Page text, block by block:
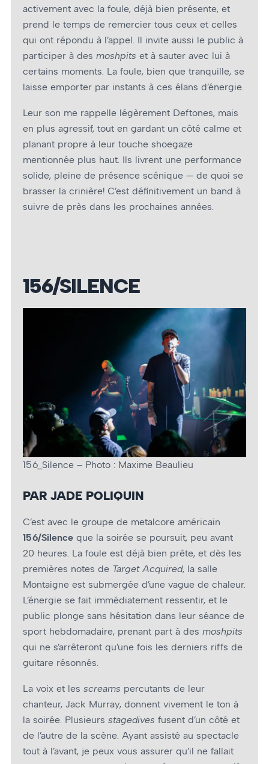
activement avec la foule, déjà bien présente, et
prend le temps de remercier tous ceux et celles
qui ont répondu à l’appel. Il invite aussi le public à
participer à des moshpits et à sauter avec lui à
certains moments. La foule, bien que tranquille, se
laisse emporter par instants à ces élans d’énergie.
Leur son me rappelle légèrement Deftones, mais
en plus agressif, tout en gardant un côté calme et
planant propre à leur touche shoegaze
mentionnée plus haut. Ils livrent une performance
solide, pleine de présence scénique — de quoi se
brasser la crinière! C’est définitivement un band à
suivre de près dans les prochaines années.
156/SILENCE
156_Silence – Photo : Maxime Beaulieu
PAR JADE POLIQUIN
C’est avec le groupe de metalcore américain
156/Silence que la soirée se poursuit, peu avant
20 heures. La foule est déjà bien prête, et dès les
premières notes de Target Acquired, la salle
Montaigne est submergée d’une vague de chaleur.
L’énergie se fait immédiatement ressentir, et le
public plonge sans hésitation dans leur séance de
sport hebdomadaire, prenant part à des moshpits
qui ne s’arrêteront qu’une fois les derniers riffs de
guitare résonnés.
La voix et les screams percutants de leur
chanteur, Jack Murray, donnent vivement le ton à
la soirée. Plusieurs stagedives fusent d’un côté et
de l’autre de la scène. Ayant assisté au spectacle
tout à l’avant, je peux vous assurer qu’il ne fallait